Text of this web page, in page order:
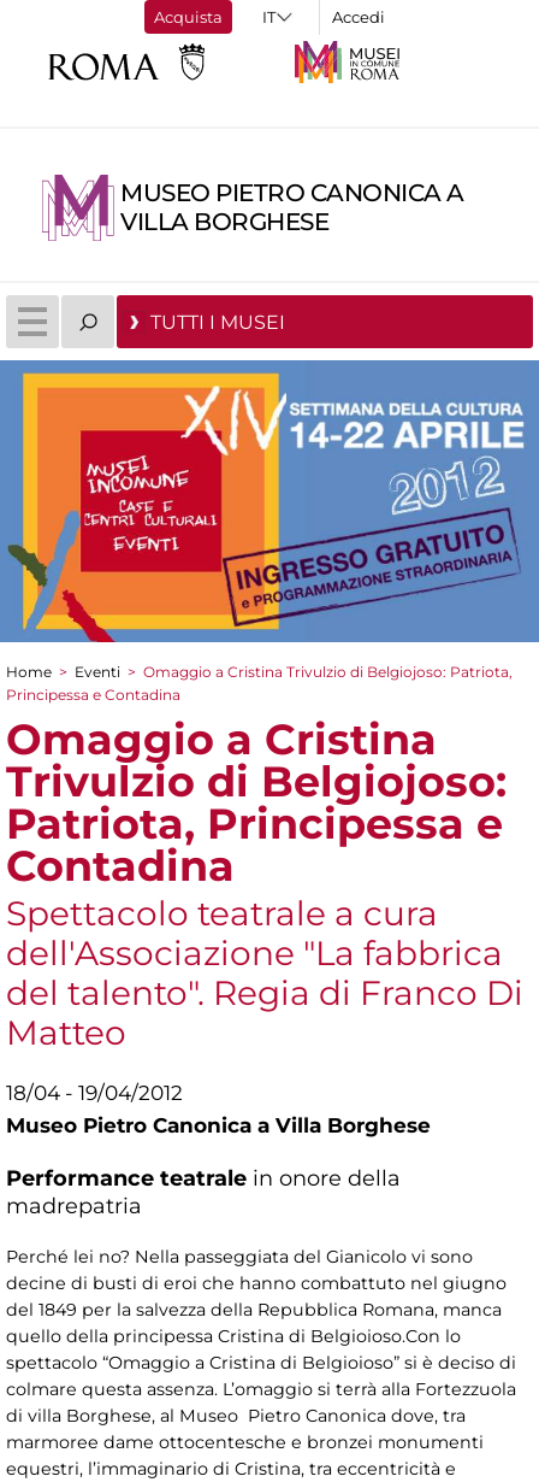
Acquista Accedi
MUSEO PIETRO CANONICA A
VILLA BORGHESE
TUTTI I MUSEI
Tu sei qui
Home > Eventi > Omaggio a Cristina Trivulzio di Belgiojoso: Patriota,
Principessa e Contadina
Omaggio a Cristina
Trivulzio di Belgiojoso:
Patriota, Principessa e
Contadina
Spettacolo teatrale a cura
dell'Associazione "La fabbrica
del talento". Regia di Franco Di
Matteo
18/04 - 19/04/2012
Museo Pietro Canonica a Villa Borghese
Performance teatrale in onore della
madrepatria
Perché lei no? Nella passeggiata del Gianicolo vi sono
decine di busti di eroi che hanno combattuto nel giugno
del 1849 per la salvezza della Repubblica Romana, manca
quello della principessa Cristina di Belgioioso.Con lo
spettacolo “Omaggio a Cristina di Belgioioso” si è deciso di
colmare questa assenza. L’omaggio si terrà alla Fortezzuola
di villa Borghese, al Museo Pietro Canonica dove, tra
marmoree dame ottocentesche e bronzei monumenti
equestri, l’immaginario di Cristina, tra eccentricità e